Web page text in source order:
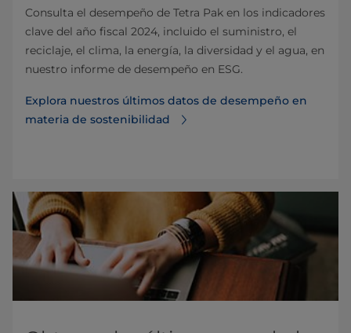
Consulta el desempeño de Tetra Pak en los indicadores
clave del año fiscal 2024, incluido el suministro, el
reciclaje, el clima, la energía, la diversidad y el agua, en
nuestro informe de desempeño en ESG.
Explora nuestros últimos datos de desempeño en
materia de sostenibilidad